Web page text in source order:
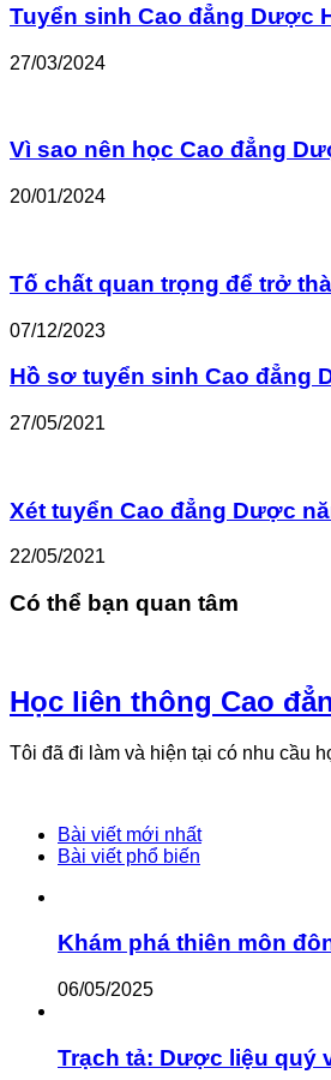
Tuyển sinh Cao đẳng Dược
27/03/2024
Vì sao nên học Cao đẳng
20/01/2024
Tố chất quan trọng để trở
07/12/2023
Hồ sơ tuyển sinh Cao đẳng
27/05/2021
Xét tuyển Cao đẳng Dược
22/05/2021
Có thể bạn quan tâm
Học liên thông Cao
Tôi đã đi làm và hiện tại có nhu cầu
Bài viết mới nhất
Bài viết phổ biến
Khám phá thiên môn
06/05/2025
Trạch tả: Dược liệu quý